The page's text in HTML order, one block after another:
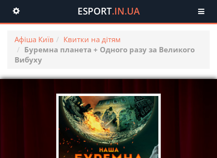
Toggle
navigation
ESPORT.IN.UA
Афіша Київ
Квитки на дітям
Буремна планета + Одного разу за Великого
Вибуху